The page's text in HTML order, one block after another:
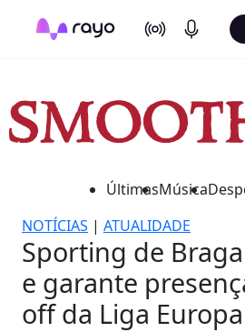
On Air Podcasts
ÚltimasMúsica
NOTÍCIAS | ATUALIDADE
Sporting de
e garante
off da Liga Europa